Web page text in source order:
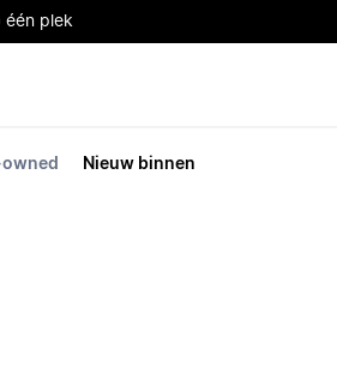
één plek
Nieuw binnen